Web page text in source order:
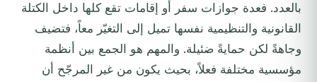
بالعدد. فعدة جوازات سفر أو إقامات تقع كلها داخل الكتلة
القانونية والتنظيمية نفسها تميل إلى التغيّر معاً، فتضيف
وجاهةً لكن حمايةً ضئيلة. والمهم هو الجمع بين أنظمة
مؤسسية مختلفة فعلاً، بحيث يكون من غير المرجّح أن